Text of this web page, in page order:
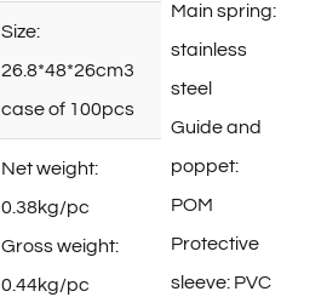
Main spring:
stainless
steel
Guide and
poppet:
POM
Protective
sleeve: PVC
Size:
26.8*48*26cm3
case of 100pcs
Net weight:
0.38kg/pc
Gross weight:
0.44kg/pc